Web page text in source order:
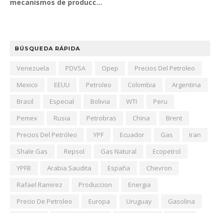
mecanismos de producc...
BÚSQUEDA RÁPIDA
Venezuela PDVSA Opep
Precios Del Petroleo
Mexico
EEUU Petroleo Colombia
Argentina
Brasil
Especial Bolivia WTI
Peru
Pemex
Rusia Petrobras China
Brent
Precios Del Petróleo
YPF Ecuador Gas
Iran
Shale Gas
Repsol Gas Natural
Ecopetrol
YPFB
Arabia Saudita España
Chevron
Rafael Ramirez
Produccion
Energia
Precio De Petroleo
Europa Uruguay
Gasolina